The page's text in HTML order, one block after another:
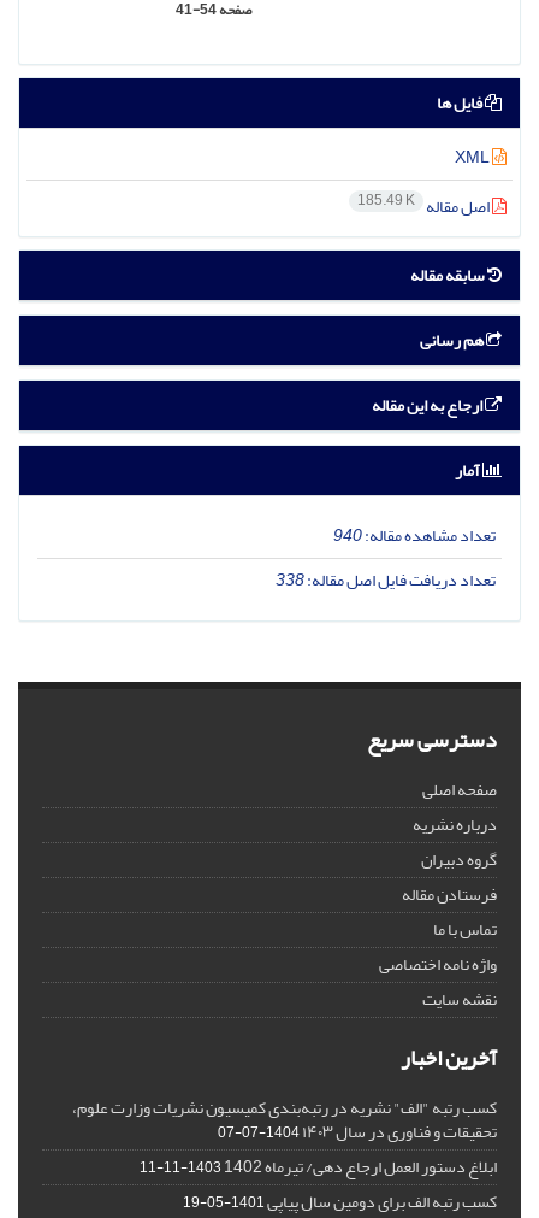
صفحه41-54
فایل ها
اصل مقاله 185.49 K
سابقه مقاله
هم رسانی
ارجاع به این مقاله
آمار
تعداد مشاهده مقاله:940
تعداد دریافت فایل اصل مقاله:338
دسترسی سریع
صفحه اصلی
درباره نشریه
گروه دبیران
فرستادن مقاله
تماس با ما
واژه نامه اختصاصی
نقشه سایت
آخرین اخبار
کسب رتبه "الف" نشریه در رتبه‌بندی کمیسیون نشریات وزارت علوم،
تحقیقات و فناوری در سال ۱۴۰۳ 1404-07-07
ابلاغ دستور العمل ارجاع دهی/ تیرماه 1402 1403-11-11
کسب رتبه الف برای دومین سال پیاپی1401-05-19